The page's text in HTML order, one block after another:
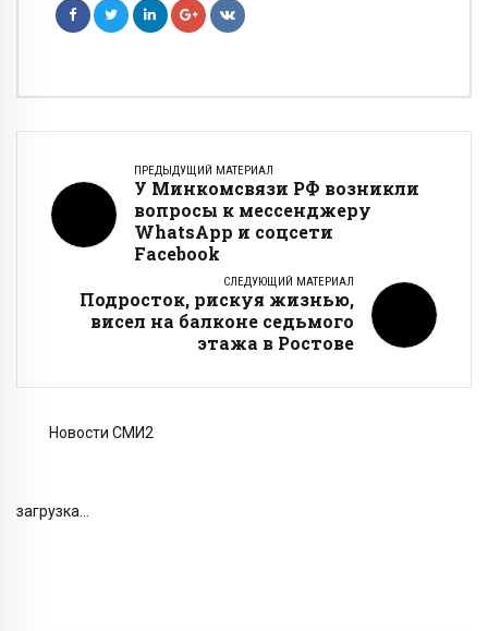
ПРЕДЫДУЩИЙ МАТЕРИАЛ
У Минкомсвязи РФ возникли
вопросы к мессенджеру
WhatsApp и соцсети
Facebook
СЛЕДУЮЩИЙ МАТЕРИАЛ
Подросток, рискуя жизнью,
висел на балконе седьмого
этажа в Ростове
Новости СМИ2
загрузка...